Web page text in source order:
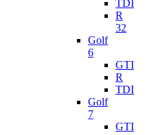
TDI
R
32
Golf
6
GTI
R
TDI
Golf
7
GTI